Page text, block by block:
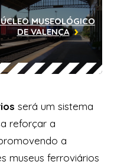
MUSEOLÓGICO
DE VALENÇA
será um sistema
reforçar a
a
museus ferroviários